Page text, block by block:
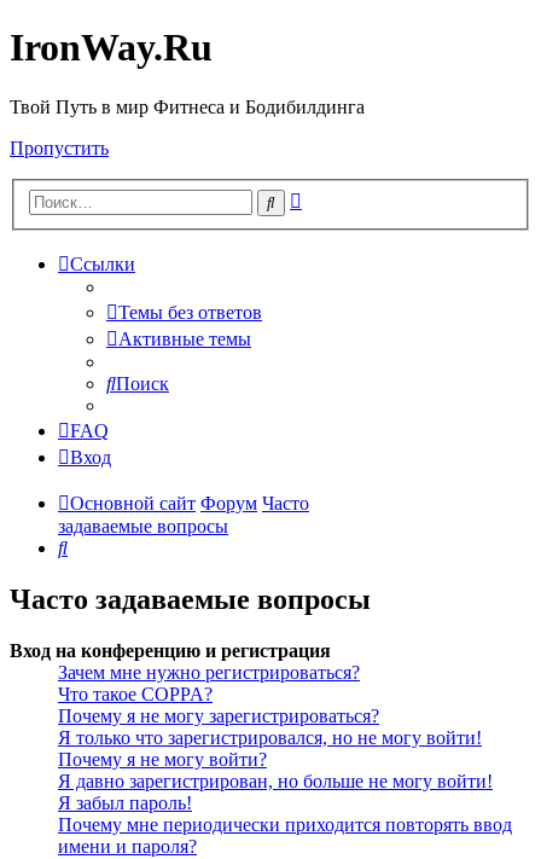
IronWay.Ru
Твой Путь в мир Фитнеса и Бодибилдинга
Пропустить
Поиск
Ссылки
Темы без ответов
Активные темы
Поиск
FAQ
Вход
Основной сайт Форум Часто
задаваемые вопросы
Поиск
Часто задаваемые вопросы
Вход на конференцию и регистрация
Зачем мне нужно регистрироваться?
Что такое COPPA?
Почему я не могу зарегистрироваться?
Я только что зарегистрировался, но не могу войти!
Почему я не могу войти?
Я давно зарегистрирован, но больше не могу войти!
Я забыл пароль!
Почему мне периодически приходится повторять ввод
имени и пароля?